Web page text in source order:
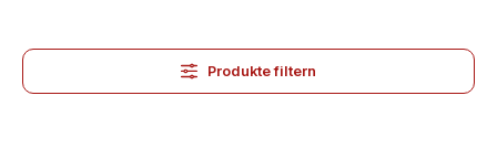
Produkte filtern